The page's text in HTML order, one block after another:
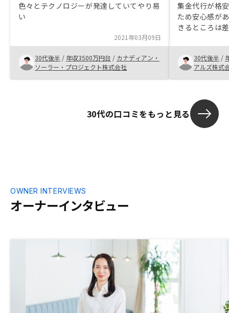
色々とテクノロジーが発達していてやり易
い
2021年03月09日
30代後半 / 年収3500万円台 / カナディアン・
ソーラー・プロジェクト株式会社
集金代行が格
ため安心感が
きるところは
目を明確にす
30代後半 /
アルズ株式
30代の口コミをもっと見る
オーナーインタビュー
OWNER INTERVIEWS